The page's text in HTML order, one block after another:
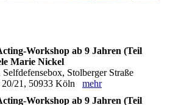
Workshop ab 9 Jahren (Teil
Marie Nickel
Selfdefensebox, Stolberger Straße
20/21, 50933 Köln mehr
Workshop ab 9 Jahren (Teil